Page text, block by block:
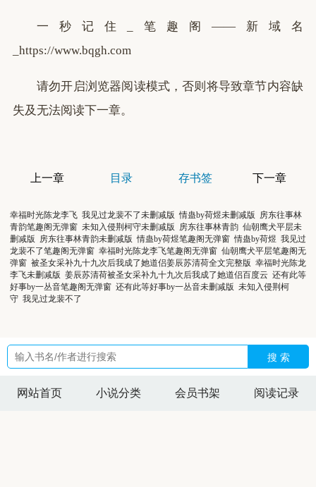
一秒记住_笔趣阁——新域名
_https://www.bqgh.com
请勿开启浏览器阅读模式，否则将导致章节内容缺
失及无法阅读下一章。
上一章 目录 存书签 下一章
幸福时光陈龙李飞 我见过龙裴不了未删减版 情蛊by荷煜未删减版 房东往事林
青韵笔趣阁无弹窗 未知入侵荆柯守未删减版 房东往事林青韵 仙朝鹰犬平层未
删减版 房东往事林青韵未删减版 情蛊by荷煜笔趣阁无弹窗 情蛊by荷煜 我见过
龙裴不了笔趣阁无弹窗 幸福时光陈龙李飞笔趣阁无弹窗 仙朝鹰犬平层笔趣阁无
弹窗 被圣女采补九十九次后我成了她道侣姜辰苏清荷全文完整版 幸福时光陈龙
李飞未删减版 姜辰苏清荷被圣女采补九十九次后我成了她道侣百度云 还有此等
好事by一丛音笔趣阁无弹窗 还有此等好事by一丛音未删减版 未知入侵荆柯
守 我见过龙裴不了
搜 索
网站首页 小说分类 会员书架 阅读记录